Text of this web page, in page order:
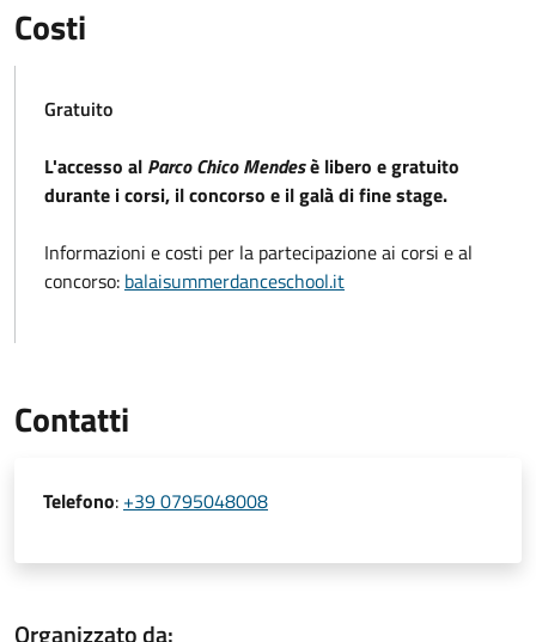
Costi
Gratuito
L'accesso al Parco Chico Mendesè libero e gratuito
durante i corsi, il concorso e il galà di fine stage.
Informazioni e costi per la partecipazione ai corsi e al
concorso: balaisummerdanceschool.it
Contatti
Telefono: +39 0795048008